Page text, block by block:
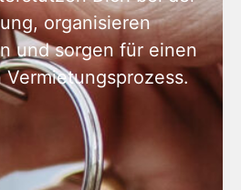
organisieren
und sorgen für einen